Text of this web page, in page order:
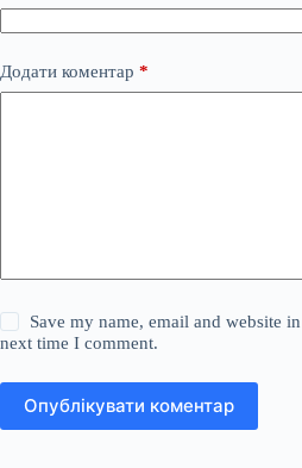
Додати коментар *
Save my name, email and website
next time I comment.
Опублікувати коментар